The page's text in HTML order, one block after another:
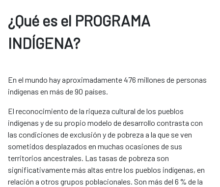
¿Qué es el PROGRAMA
INDÍGENA?
En el mundo hay aproximadamente 476 millones de personas
indígenas en más de 90 países.
El reconocimiento de la riqueza cultural de los pueblos
indígenas y de su propio modelo de desarrollo contrasta con
las condiciones de exclusión y de pobreza a la que se ven
sometidos desplazados en muchas ocasiones de sus
territorios ancestrales. Las tasas de pobreza son
significativamente más altas entre los pueblos indígenas, en
relación a otros grupos poblacionales. Son más del 6 % de la